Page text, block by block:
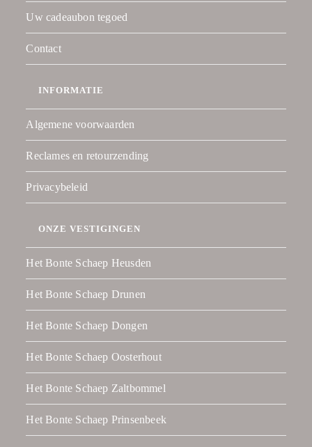
Uw cadeaubon tegoed
Contact
INFORMATIE
Algemene voorwaarden
Reclames en retourzending
Privacybeleid
ONZE VESTIGINGEN
Het Bonte Schaep Heusden
Het Bonte Schaep Drunen
Het Bonte Schaep Dongen
Het Bonte Schaep Oosterhout
Het Bonte Schaep Zaltbommel
Het Bonte Schaep Prinsenbeek